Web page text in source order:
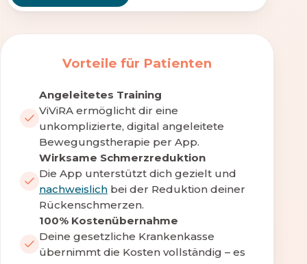
Vorteile für Patienten
Angeleitetes Training
ViViRA ermöglicht dir eine
unkomplizierte, digital angeleitete
Bewegungstherapie per App.
Wirksame Schmerzreduktion
Die App unterstützt dich gezielt und
nachweislich bei der Reduktion deiner
Rückenschmerzen.
100% Kostenübernahme
Deine gesetzliche Krankenkasse
übernimmt die Kosten vollständig – es